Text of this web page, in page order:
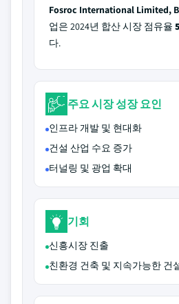
Fosroc International Limited,
업은 2024년 합산 시장 점유율
다.
주요 시장 성장 요인
인프라 개발 및 현대화
건설 산업 수요 증가
터널링 및 광업 확대
기회
신흥시장 진출
친환경 건축 및 지속가능한 건